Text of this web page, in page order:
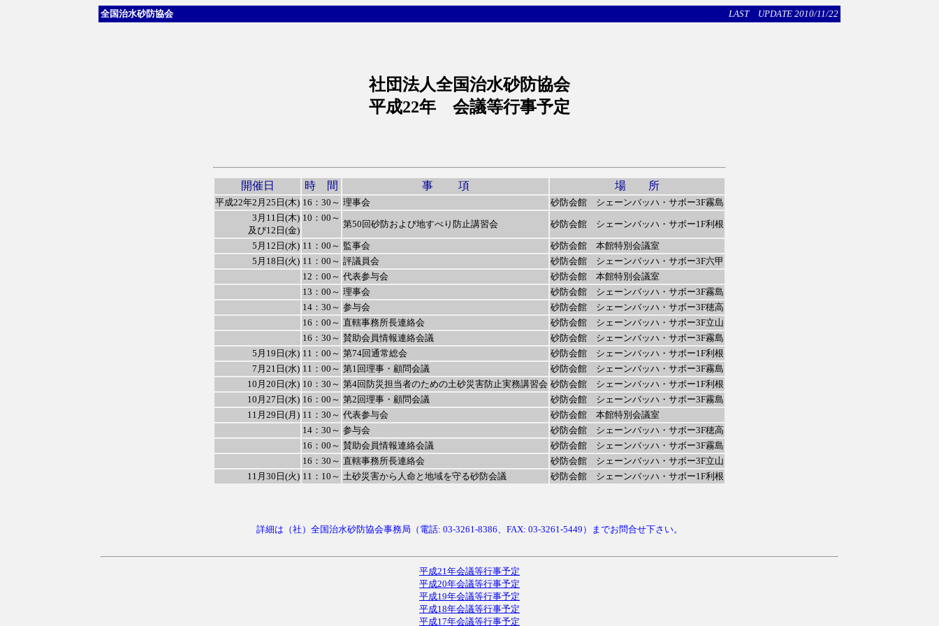
全国治水砂防協会 LAST UPDATE 2010/11/22
社団法人全国治水砂防協会
平成22年 会議等行事予定
開催日 時 間 事 項 場 所
平成22年2月25日(木) 16：30～ 理事会
砂防会館 シェーンバッハ・サボー3F霧島
3月11日(木)
及び12日(金)
10：00～
第50回砂防および地すべり防止講習会 砂防会館 シェーンバッハ・サボー1F利根
5月12日(水) 11：00～ 監事会
砂防会館 本館特別会議室
5月18日(火) 11：00～ 評議員会
砂防会館 シェーンバッハ・サボー3F六甲
12：00～ 代表参与会
砂防会館 本館特別会議室
13：00～ 理事会
砂防会館 シェーンバッハ・サボー3F霧島
14：30～ 参与会
砂防会館 シェーンバッハ・サボー3F穂高
16：00～ 直轄事務所長連絡会
砂防会館 シェーンバッハ・サボー3F立山
16：30～ 賛助会員情報連絡会議
砂防会館 シェーンバッハ・サボー3F霧島
5月19日(水) 11：00～ 第74回通常総会
砂防会館 シェーンバッハ・サボー1F利根
7月21日(水) 11：00～ 第1回理事・顧問会議
砂防会館 シェーンバッハ・サボー3F霧島
10月20日(水) 10：30～ 第4回防災担当者のための土砂災害防止実務講習会 砂防会館 シェーンバッハ・サボー1F利根
10月27日(水) 16：00～ 第2回理事・顧問会議
砂防会館 シェーンバッハ・サボー3F霧島
11月29日(月) 11：30～ 代表参与会
砂防会館 本館特別会議室
14：30～ 参与会
砂防会館 シェーンバッハ・サボー3F穂高
16：00～ 賛助会員情報連絡会議
砂防会館 シェーンバッハ・サボー3F霧島
16：30～ 直轄事務所長連絡会
砂防会館 シェーンバッハ・サボー3F立山
11月30日(火) 11：10～ 土砂災害から人命と地域を守る砂防会議 砂防会館 シェーンバッハ・サボー1F利根
詳細は（社）全国治水砂防協会事務局（電話: 03-3261-8386、FAX: 03-3261-5449）までお問合せ下さい。
平成21年会議等行事予定
平成20年会議等行事予定
平成19年会議等行事予定
平成18年会議等行事予定
平成17年会議等行事予定